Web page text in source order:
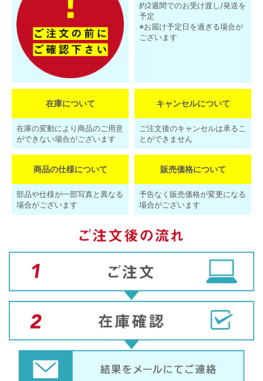
約2週間でのお受け渡し/発送を
予定
※お届け予定日を過ぎる場合が
ございます
在庫について
在庫の変動により商品のご用意
ができない場合がございます
キャンセルについて
ご注文後のキャンセルは承るこ
とができません
商品の仕様について
部品や仕様が一部写真と異なる
場合がございます
販売価格について
予告なく販売価格が変更になる
場合がございます